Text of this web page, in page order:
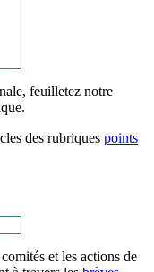
feuilletez notre
des rubriques points
et les actions de